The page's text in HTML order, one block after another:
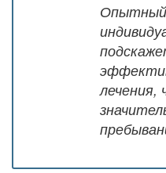
Опытный
лечения,